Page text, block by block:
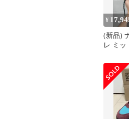
¥
(新品)
レ ミッ